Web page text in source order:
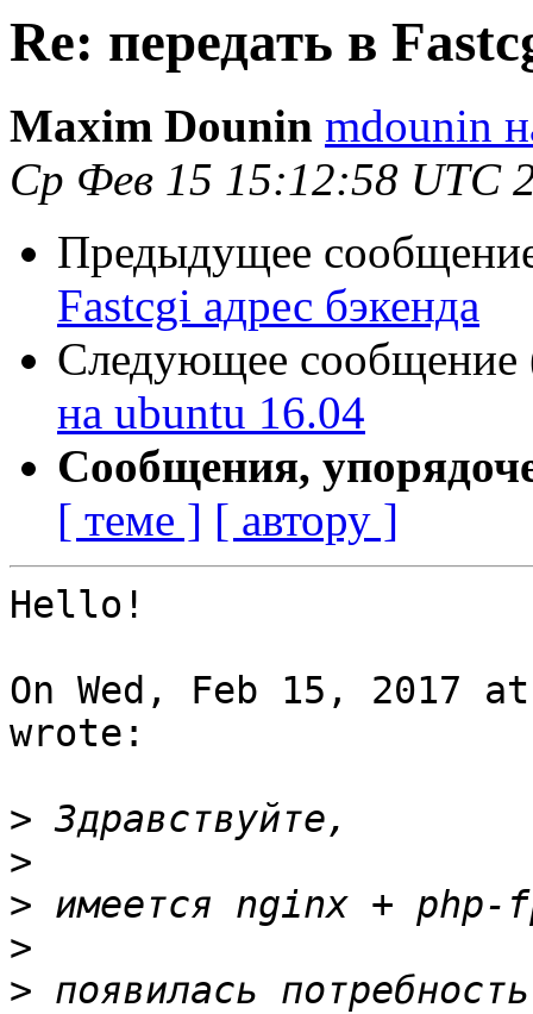
Re: передать в
Maxim Dounin mdounin
Ср Фев 15 15:12:58 UTC
Предыдущее
Fastcgi адрес бэкенда
Следующее сообщение
на ubuntu 16.04
Сообщения,
[ теме ] [ автору ]
Hello!
On Wed, Feb 15, 2017
wrote:
>
>
>
>
> появилась